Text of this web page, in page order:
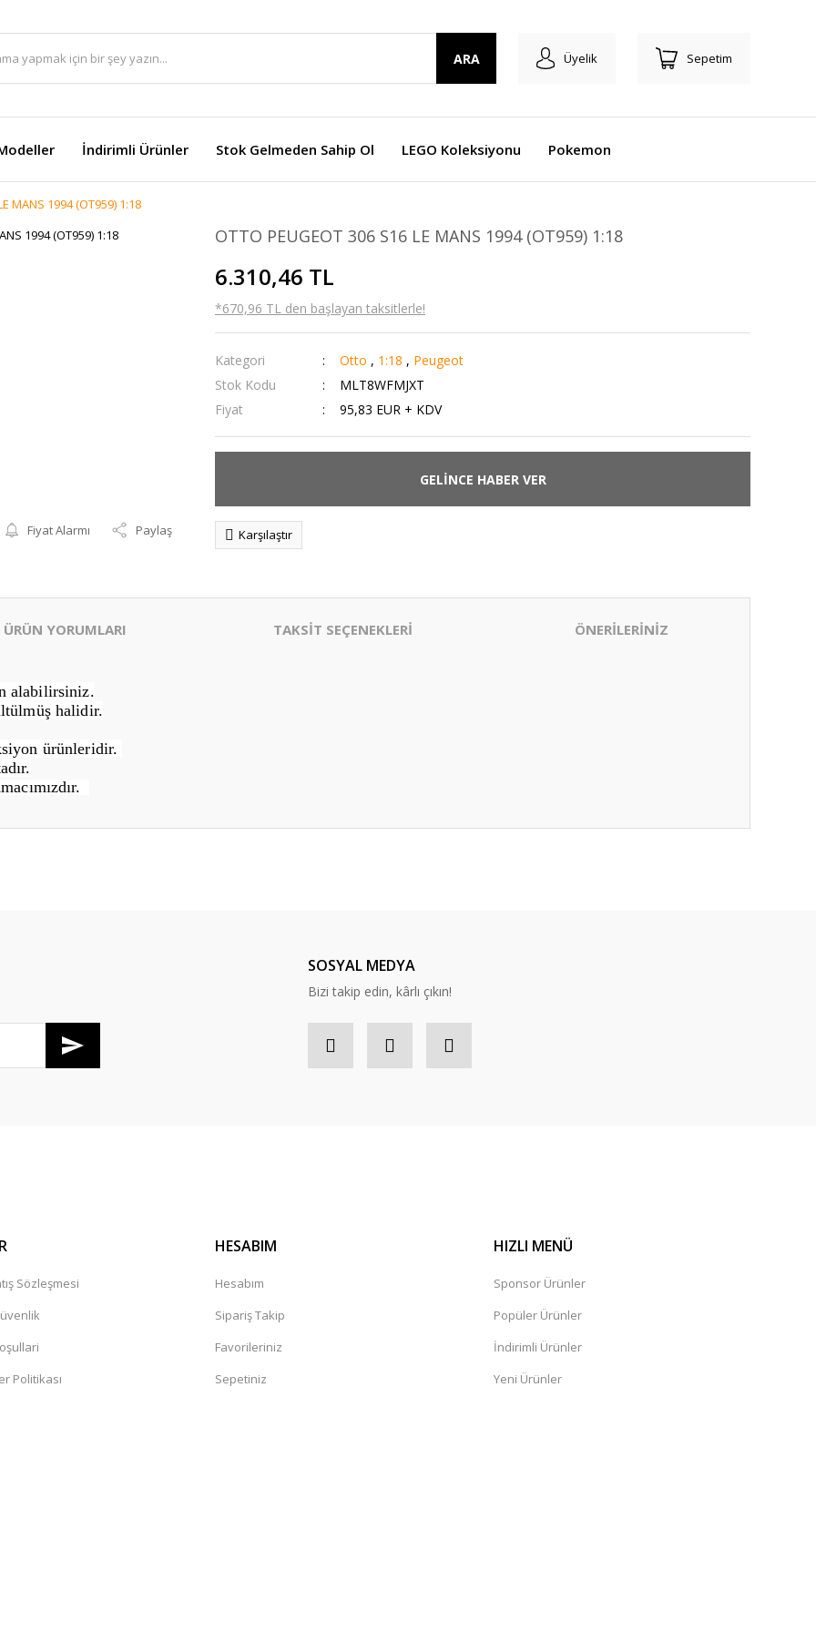
ARA Üyelik Sepetim
İndirimli Ürünler Stok Gelmeden Sahip Ol LEGO Koleksiyonu Pokemon
MANS 1994 (OT959) 1:18
Fiyat Alarmı Paylaş
OTTO PEUGEOT 306 S16 LE MANS 1994 (OT959) 1:18
6.310,46 TL
*670,96 TL den başlayan taksitlerle!
Kategori Otto , 1:18 , Peugeot
Stok Kodu
MLT8WFMJXT
Fiyat
95,83 EUR + KDV
GELİNCE HABER VER
Karşılaştır
ÜRÜN YORUMLARI TAKSİT SEÇENEKLERİ ÖNERİLERİNİZ
alabilirsiniz.
halidir.
ürünleridir.
SOSYAL MEDYA
Bizi takip edin, kârlı çıkın!
Sözleşmesi
Politikası
HESABIM
Hesabım
Sipariş Takip
Favorileriniz
Sepetiniz
HIZLI MENÜ
Sponsor Ürünler
Popüler Ürünler
İndirimli Ürünler
Yeni Ürünler